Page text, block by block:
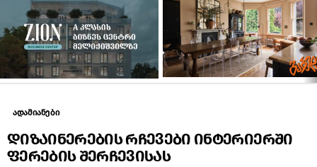
STORIES
ადამიანები
დიზაინერების რჩევები ინტერიერში
ფერების შერჩევისას